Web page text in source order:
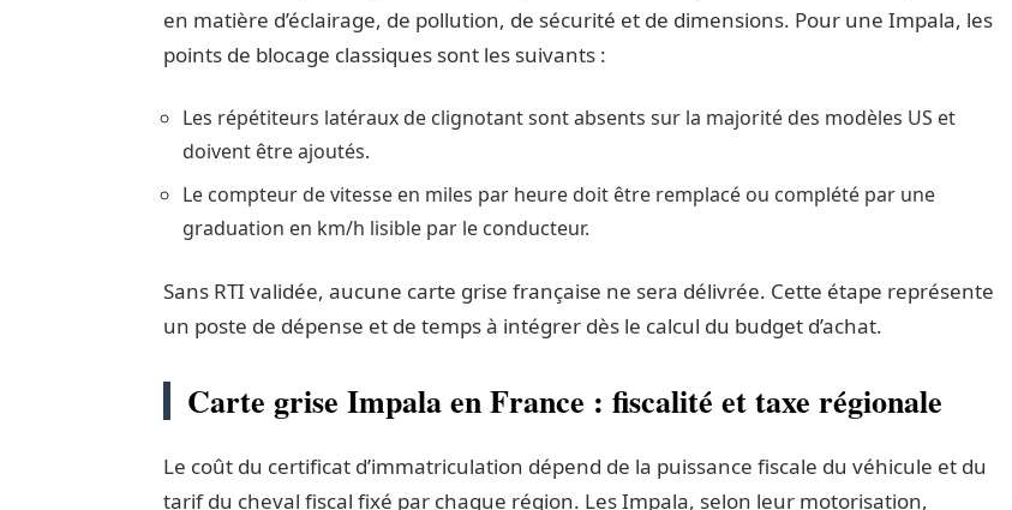
en matière d’éclairage, de pollution, de sécurité et de dimensions. Pour une Impala, les
points de blocage classiques sont les suivants :
Les répétiteurs latéraux de clignotant sont absents sur la majorité des modèles US et
doivent être ajoutés.
Le compteur de vitesse en miles par heure doit être remplacé ou complété par une
graduation en km/h lisible par le conducteur.
Sans RTI validée, aucune carte grise française ne sera délivrée. Cette étape représente
un poste de dépense et de temps à intégrer dès le calcul du budget d’achat.
Carte grise Impala en France : fiscalité et taxe régionale
Le coût du certificat d’immatriculation dépend de la puissance fiscale du véhicule et du
tarif du cheval fiscal fixé par chaque région. Les Impala, selon leur motorisation,